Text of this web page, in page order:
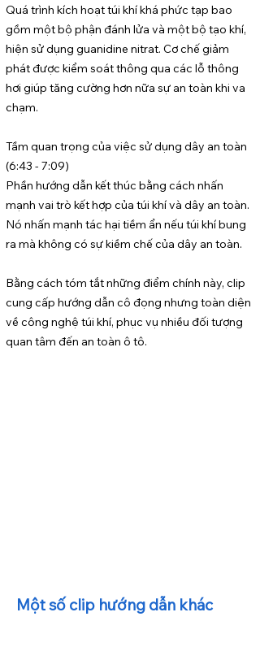
Quá trình kích hoạt túi khí khá phức tạp bao
gồm một bộ phận đánh lửa và một bộ tạo khí,
hiện sử dụng guanidine nitrat. Cơ chế giảm
phát được kiểm soát thông qua các lỗ thông
hơi giúp tăng cường hơn nữa sự an toàn khi va
chạm.
Tầm quan trọng của việc sử dụng dây an toàn
(6:43 - 7:09)
Phần hướng dẫn kết thúc bằng cách nhấn
mạnh vai trò kết hợp của túi khí và dây an toàn.
Nó nhấn mạnh tác hại tiềm ẩn nếu túi khí bung
ra mà không có sự kiềm chế của dây an toàn.
Bằng cách tóm tắt những điểm chính này, clip
cung cấp hướng dẫn cô đọng nhưng toàn diện
về công nghệ túi khí, phục vụ nhiều đối tượng
quan tâm đến an toàn ô tô.
Một số clip hướng dẫn khác